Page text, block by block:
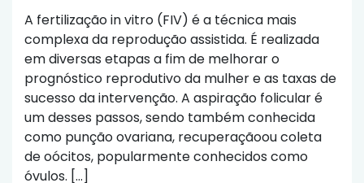
A fertilização in vitro (FIV) é a técnica mais
complexa da reprodução assistida. É realizada
em diversas etapas a fim de melhorar o
prognóstico reprodutivo da mulher e as taxas de
sucesso da intervenção. A aspiração folicular é
um desses passos, sendo também conhecida
como punção ovariana, recuperaçãoou coleta
de oócitos, popularmente conhecidos como
óvulos. […]